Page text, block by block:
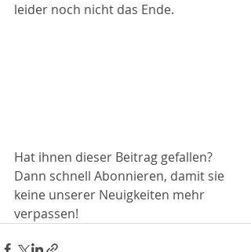
leider noch nicht das Ende.
Hat ihnen dieser Beitrag gefallen?
Dann schnell Abonnieren, damit sie
keine unserer Neuigkeiten mehr
verpassen!